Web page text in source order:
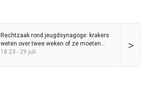
>
Rechtzaak rond jeugdsynagoge: krakers
weten over twee weken of ze moeten
vertrekken
18:23 - 29 juli